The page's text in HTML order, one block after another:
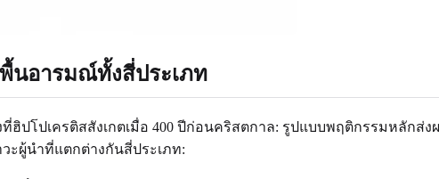
นอารมณ์ทั้งสี่ประเภท
ฮิปโปเครติสสังเกตเมื่อ 400 ปีก่อนคริสตกาล: รูปแบบพฤติกรรมหลักส่
ะผู้นำที่แตกต่างกันสี่ประเภท: